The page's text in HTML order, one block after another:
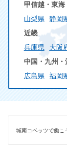
甲信越・東海
山梨県
静岡
近畿
兵庫県
大阪
中国・九州・
広島県
福岡
城南コベッツで働こ